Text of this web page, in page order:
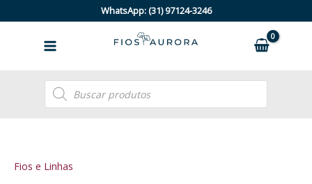
para
WhatsApp: (31) 97124-3246
Pesquisar
produtos
Fios e Linhas